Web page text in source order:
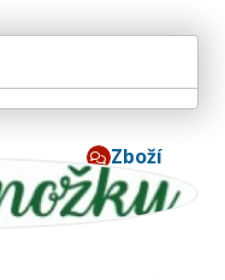
Zboží